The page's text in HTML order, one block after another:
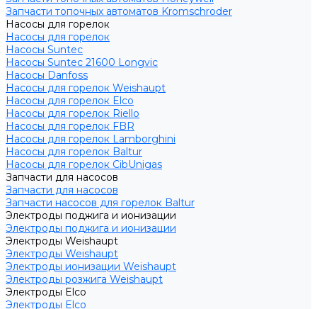
Запчасти топочных автоматов Kromschroder
Насосы для горелок
Насосы для горелок
Насосы Suntec
Насосы Suntec 21600 Longvic
Насосы Danfoss
Насосы для горелок Weishaupt
Насосы для горелок Elco
Насосы для горелок Riello
Насосы для горелок FBR
Насосы для горелок Lamborghini
Насосы для горелок Baltur
Насосы для горелок CibUnigas
Запчасти для насосов
Запчасти для насосов
Запчасти насосов для горелок Baltur
Электроды поджига и ионизации
Электроды поджига и ионизации
Электроды Weishaupt
Электроды Weishaupt
Электроды ионизации Weishaupt
Электроды розжига Weishaupt
Электроды Elco
Электроды Elco